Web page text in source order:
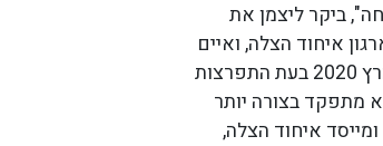
ביקר ליצמן את
איחוד הצלה, ואיים
כי יפעיל צעדים נגד מד"א[11]. במרץ 2020 בעת התפרצות
מתפקד בצורה יותר
ומייסד איחוד הצלה,